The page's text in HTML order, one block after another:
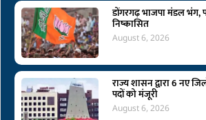
डोंगरगढ़ भाजपा मंडल भंग,
निष्कासित
August 6, 2026
राज्य शासन द्वारा 6 नए
पदों को मंजूरी
August 6, 2026